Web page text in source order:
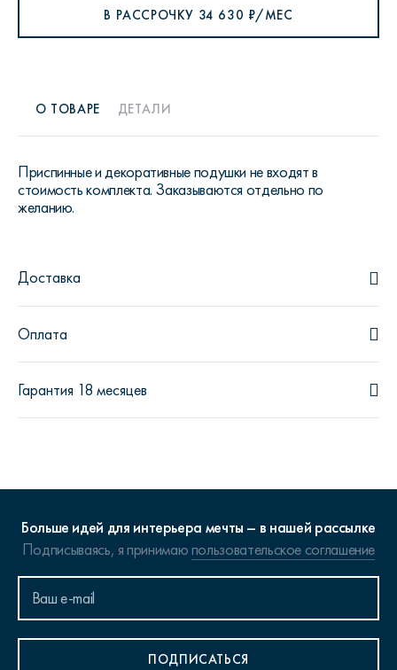
В РАССРОЧКУ 34 630 ₽/МЕС
О ТОВАРЕ ДЕТАЛИ
Приспинные и декоративные подушки не входят в
стоимость комплекта. Заказываются отдельно по
желанию.
Доставка
Оплата
Гарантия 18 месяцев
Больше идей для интерьера мечты – в нашей рассылке
Подписываясь, я принимаюпользовательское соглашение
ПОДПИСАТЬСЯ